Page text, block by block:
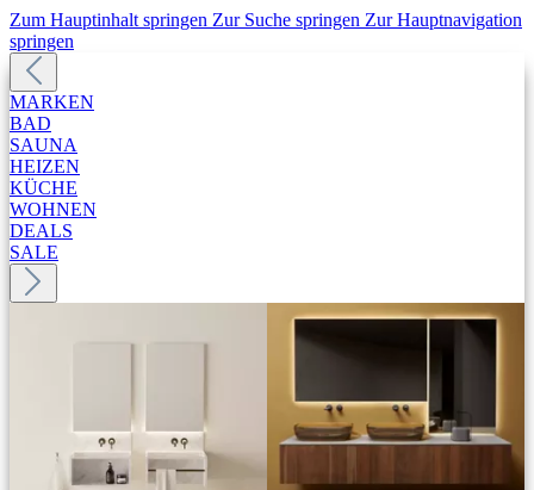
Zum Hauptinhalt springen Zur Suche springen Zur Hauptnavigation
springen
MARKEN
BAD
SAUNA
HEIZEN
KÜCHE
WOHNEN
DEALS
SALE